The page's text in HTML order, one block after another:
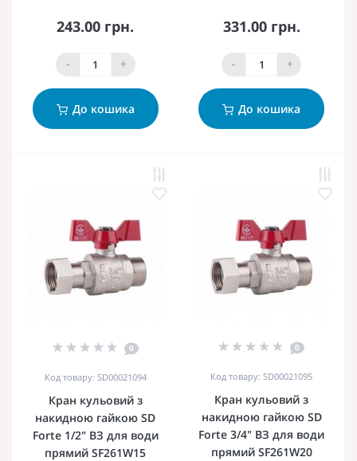
243.00 грн.
- +
До кошика
331.00 грн.
- +
До кошика
0
Код товару: SD00021094
Кран кульовий з
накидною гайкою SD
Forte 1/2" ВЗ для води
прямий SF261W15
0
Код товару: SD00021095
Кран кульовий з
накидною гайкою SD
Forte 3/4" ВЗ для води
прямий SF261W20